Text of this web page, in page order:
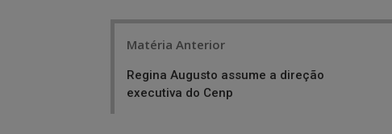
Matéria Anterior
Regina Augusto assume a direção
executiva do Cenp